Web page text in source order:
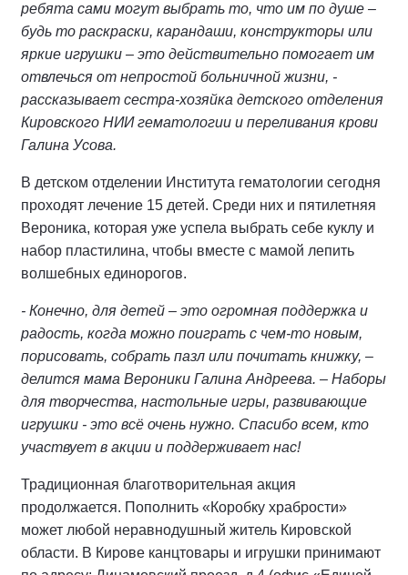
ребята сами могут выбрать то, что им по душе –
будь то раскраски, карандаши, конструкторы или
яркие игрушки – это действительно помогает им
отвлечься от непростой больничной жизни, -
рассказывает сестра-хозяйка детского отделения
Кировского НИИ гематологии и переливания крови
Галина Усова.
В детском отделении Института гематологии сегодня
проходят лечение 15 детей. Среди них и пятилетняя
Вероника, которая уже успела выбрать себе куклу и
набор пластилина, чтобы вместе с мамой лепить
волшебных единорогов.
- Конечно, для детей – это огромная поддержка и
радость, когда можно поиграть с чем-то новым,
порисовать, собрать пазл или почитать книжку, –
делится мама Вероники Галина Андреева. – Наборы
для творчества, настольные игры, развивающие
игрушки - это всё очень нужно. Спасибо всем, кто
участвует в акции и поддерживает нас!
Традиционная благотворительная акция
продолжается. Пополнить «Коробку храбрости»
может любой неравнодушный житель Кировской
области. В Кирове канцтовары и игрушки принимают